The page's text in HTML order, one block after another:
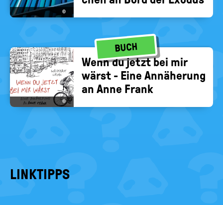
©
BUCH
©
Wenn du jetzt bei mir
wärst - Eine An­nä­he­rung
an Anne Frank
LINKTIPPS